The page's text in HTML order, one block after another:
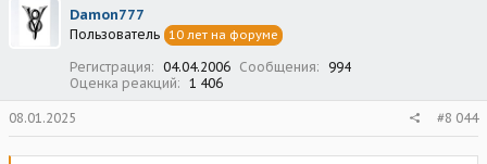
Damon777
Пользователь 10 лет на форуме
Регистрация 04.04.2006 Сообщения
994
Оценка реакций
1 406
08.01.2025 #8 044